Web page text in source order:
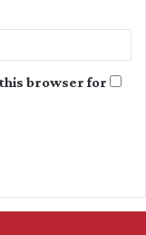
browser for